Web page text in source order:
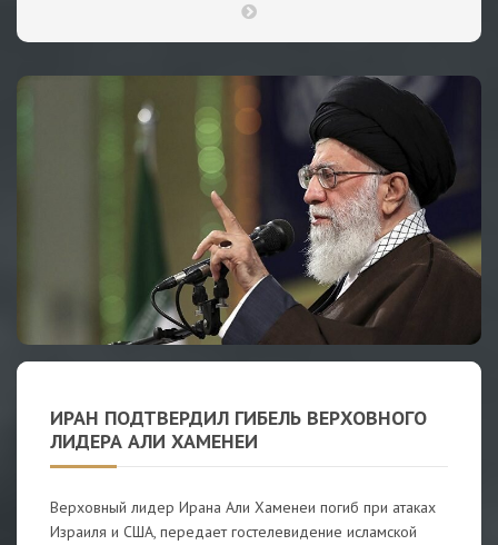
ИРАН ПОДТВЕРДИЛ ГИБЕЛЬ ВЕРХОВНОГО
ЛИДЕРА АЛИ ХАМЕНЕИ
Верховный лидер Ирана Али Хаменеи погиб при атаках
Израиля и США, передает гостелевидение исламской